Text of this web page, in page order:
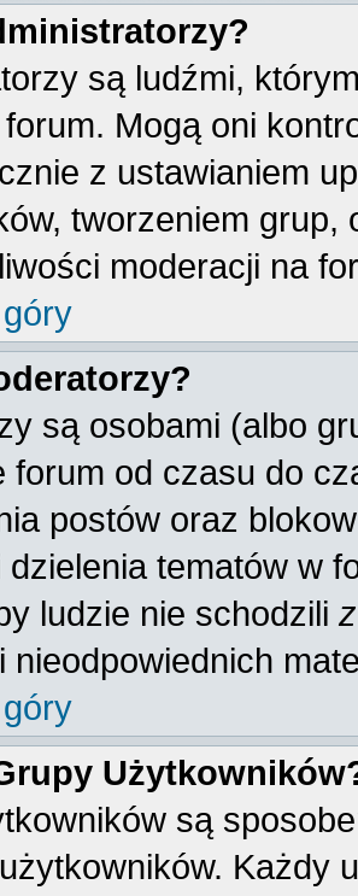
są ludźmi,
forum. Mogą oni
z ustawianiem
tworzeniem
moderacji na
są osobami (albo
forum od czasu do
postów oraz
dzielenia tematów w
ludzie nie schodzili
nieodpowiednich
są
Każdy